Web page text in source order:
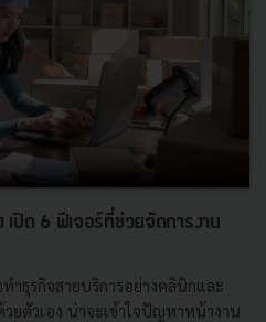
ปิด 6 ฟีเจอร์ที่ช่วยจัดการงาน
ำธุรกิจสายบริการอย่างคลินิกและ
ยตัวเอง น่าจะเข้าใจปัญหาหน้างาน